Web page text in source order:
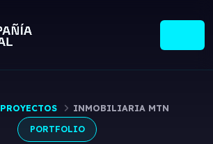
PORTFOLIO
PROYECTOS INMOBILIARIA MTN